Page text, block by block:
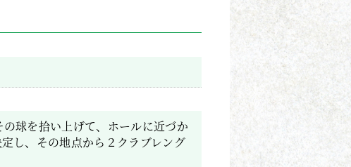
球を拾い上げて、ホールに近づか
し、その地点から２クラブレング